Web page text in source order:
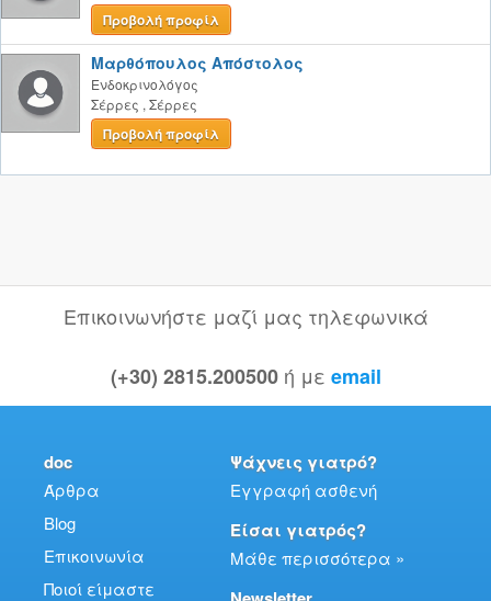
Προβολή προφίλ
Μαρθόπουλος Απόστολος
Ενδοκρινολόγος
Σέρρες , Σέρρες
Προβολή προφίλ
Επικοινωνήστε μαζί μας τηλεφωνικά
(+30) 2815.200500 ή με email
doc
Άρθρα
Blog
Επικοινωνία
Ποιοί είμαστε
Ψάχνεις γιατρό?
Εγγραφή ασθενή
Είσαι γιατρός?
Μάθε περισσότερα »